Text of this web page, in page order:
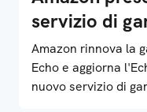
servizio di
Amazon rinnova la
Echo e aggiorna
nuovo servizio di